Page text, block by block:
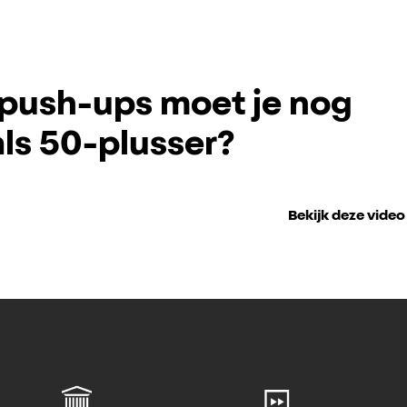
ups moet je nog
50-plusser?
Bekijk deze video